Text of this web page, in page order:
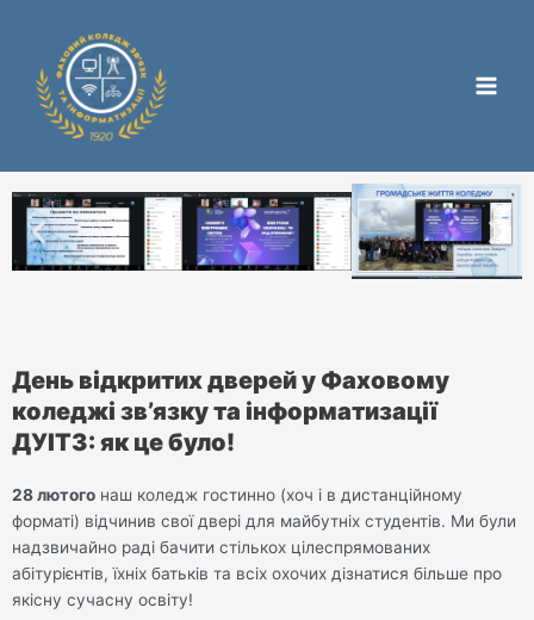
вмісту
День відкритих дверей у Фаховому
коледжі зв’язку та інформатизації
ДУІТЗ: як це було!
28 лютого наш коледж гостинно (хоч і в дистанційному
форматі) відчинив свої двері для майбутніх студентів. Ми були
надзвичайно раді бачити стількох цілеспрямованих
абітурієнтів, їхніх батьків та всіх охочих дізнатися більше про
якісну сучасну освіту!